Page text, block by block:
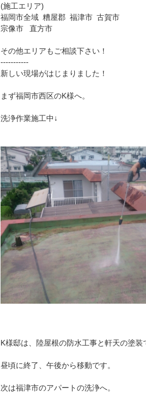
(施工エリア)
福岡市全域 糟屋郡 福津市 古賀市
宗像市 直方市
その他エリアもご相談下さい！
‐‐‐‐‐‐‐‐‐‐‐
新しい現場がはじまりました！
まず福岡市西区のK様へ。
洗浄作業施工中↓
K様邸は、陸屋根の防水工事と軒天の塗装
昼頃に終了、午後から移動です。
次は福津市のアパートの洗浄へ。